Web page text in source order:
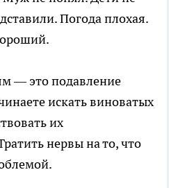
Погода плохая.
— это подавление
искать виноватых
их
нервы на то, что